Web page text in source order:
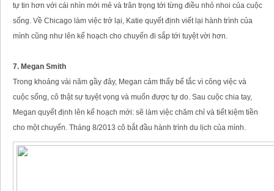
tự tin hơn với cái nhìn mới mẻ và trân trọng tới từng điều nhỏ nhoi của cuộc
sống. Về Chicago làm việc trở lại, Katie quyết định viết lại hành trình của
mình cũng như lên kế hoạch cho chuyến đi sắp tới tuyệt vời hơn.
7. Megan Smith
Trong khoảng vài năm gầy đây, Megan cảm thấy bế tắc vì công việc và
cuộc sống, cô thật sự tuyệt vọng và muốn được tự do. Sau cuộc chia tay,
Megan quyết định lên kế hoạch mới: sẽ làm việc chăm chỉ và tiết kiệm tiền
cho một chuyến. Tháng 8/2013 cô bắt đầu hành trình du lịch của mình.